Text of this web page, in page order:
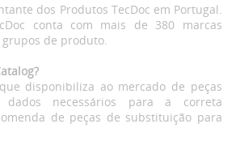
dos Produtos TecDoc em Portugal.
conta com mais de 380 marcas
de produto.
disponibiliza ao mercado de peças
dados necessários para a correta
de peças de substituição para